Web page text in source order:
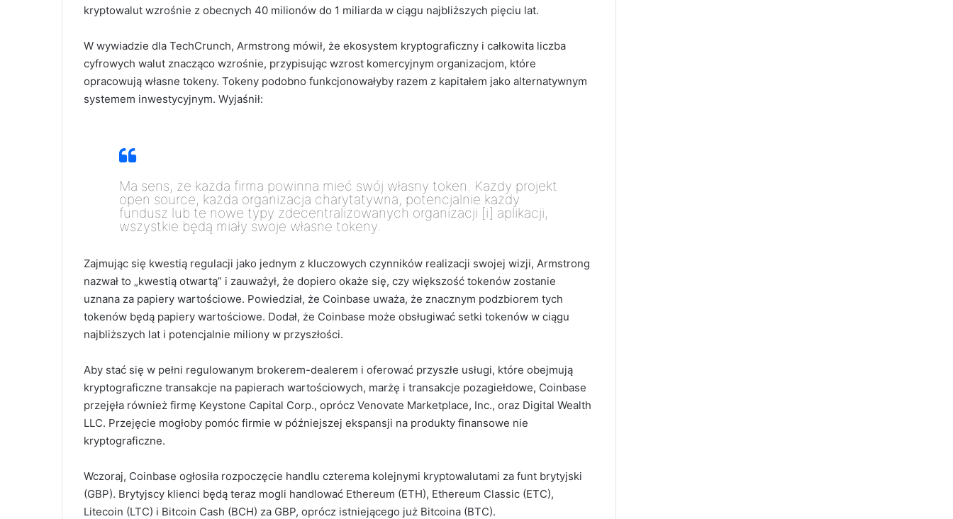
kryptowalut wzrośnie z obecnych 40 milionów do 1 miliarda w ciągu najbliższych pięciu lat.
W wywiadzie dla TechCrunch, Armstrong mówił, że ekosystem kryptograficzny i całkowita liczba
cyfrowych walut znacząco wzrośnie, przypisując wzrost komercyjnym organizacjom, które
opracowują własne tokeny. Tokeny podobno funkcjonowałyby razem z kapitałem jako alternatywnym
systemem inwestycyjnym. Wyjaśnił:
Ma sens, że każda firma powinna mieć swój własny token. Każdy projekt
open source, każda organizacja charytatywna, potencjalnie każdy
fundusz lub te nowe typy zdecentralizowanych organizacji [i] aplikacji,
wszystkie będą miały swoje własne tokeny.
Zajmując się kwestią regulacji jako jednym z kluczowych czynników realizacji swojej wizji, Armstrong
nazwał to „kwestią otwartą” i zauważył, że dopiero okaże się, czy większość tokenów zostanie
uznana za papiery wartościowe. Powiedział, że Coinbase uważa, że ​​znacznym podzbiorem tych
tokenów będą papiery wartościowe. Dodał, że Coinbase może obsługiwać setki tokenów w ciągu
najbliższych lat i potencjalnie miliony w przyszłości.
Aby stać się w pełni regulowanym brokerem-dealerem i oferować przyszłe usługi, które obejmują
kryptograficzne transakcje na papierach wartościowych, marżę i transakcje pozagiełdowe, Coinbase
przejęła również firmę Keystone Capital Corp., oprócz Venovate Marketplace, Inc., oraz Digital Wealth
LLC. Przejęcie mogłoby pomóc firmie w późniejszej ekspansji na produkty finansowe nie
kryptograficzne.
Wczoraj, Coinbase ogłosiła rozpoczęcie handlu czterema kolejnymi kryptowalutami za funt brytyjski
(GBP). Brytyjscy klienci będą teraz mogli handlować Ethereum (ETH), Ethereum Classic (ETC),
Litecoin (LTC) i Bitcoin Cash (BCH) za GBP, oprócz istniejącego już Bitcoina (BTC).